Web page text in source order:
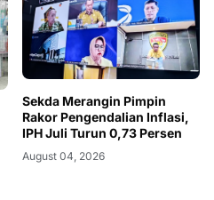
Sekda Merangin Pimpin
Rakor Pengendalian Inflasi,
IPH Juli Turun 0,73 Persen
August 04, 2026